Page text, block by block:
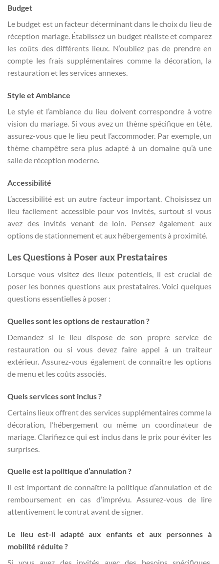
Budget
Le budget est un facteur déterminant dans le choix du lieu de
réception mariage. Établissez un budget réaliste et comparez
les coûts des différents lieux. N’oubliez pas de prendre en
compte les frais supplémentaires comme la décoration, la
restauration et les services annexes.
Style et Ambiance
Le style et l’ambiance du lieu doivent correspondre à votre
vision du mariage. Si vous avez un thème spécifique en tête,
assurez-vous que le lieu peut l’accommoder. Par exemple, un
thème champêtre sera plus adapté à un domaine qu’à une
salle de réception moderne.
Accessibilité
L’accessibilité est un autre facteur important. Choisissez un
lieu facilement accessible pour vos invités, surtout si vous
avez des invités venant de loin. Pensez également aux
options de stationnement et aux hébergements à proximité.
Les Questions à Poser aux Prestataires
Lorsque vous visitez des lieux potentiels, il est crucial de
poser les bonnes questions aux prestataires. Voici quelques
questions essentielles à poser :
Quelles sont les options de restauration ?
Demandez si le lieu dispose de son propre service de
restauration ou si vous devez faire appel à un traiteur
extérieur. Assurez-vous également de connaître les options
de menu et les coûts associés.
Quels services sont inclus ?
Certains lieux offrent des services supplémentaires comme la
décoration, l’hébergement ou même un coordinateur de
mariage. Clarifiez ce qui est inclus dans le prix pour éviter les
surprises.
Quelle est la politique d’annulation ?
Il est important de connaître la politique d’annulation et de
remboursement en cas d’imprévu. Assurez-vous de lire
attentivement le contrat avant de signer.
Le lieu est-il adapté aux enfants et aux personnes à
mobilité réduite ?